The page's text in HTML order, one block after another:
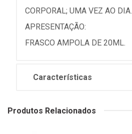
CORPORAL; UMA VEZ AO DIA.
APRESENTAÇÃO:
FRASCO AMPOLA DE 20ML.
Características
Produtos Relacionados